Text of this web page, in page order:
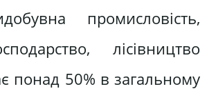
промисловість,
лісівництво
понад 50% в загальному